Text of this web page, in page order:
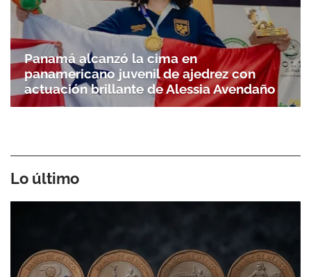
Gracias por suscribirte a nuestro boletín.
Panamá alcanzó la cima en
panamericano juvenil de ajedrez con
actuación brillante de Alessia Avendaño
Lo último